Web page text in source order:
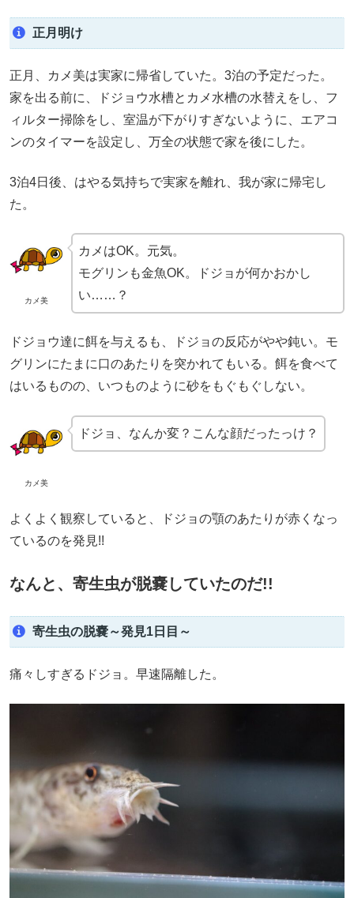
正月明け
正月、カメ美は実家に帰省していた。3泊の予定だった。
家を出る前に、ドジョウ水槽とカメ水槽の水替えをし、フ
ィルター掃除をし、室温が下がりすぎないように、エアコ
ンのタイマーを設定し、万全の状態で家を後にした。
3泊4日後、はやる気持ちで実家を離れ、我が家に帰宅し
た。
カメ美
カメはOK。元気。
モグリンも金魚OK。ドジョが何かおかし
い……？
ドジョウ達に餌を与えるも、ドジョの反応がやや鈍い。モ
グリンにたまに口のあたりを突かれてもいる。餌を食べて
はいるものの、いつものように砂をもぐもぐしない。
カメ美
ドジョ、なんか変？こんな顔だったっけ？
よくよく観察していると、ドジョの顎のあたりが赤くなっ
ているのを発見!!
なんと、寄生虫が脱嚢していたのだ!!
寄生虫の脱嚢～発見1日目～
痛々しすぎるドジョ。早速隔離した。